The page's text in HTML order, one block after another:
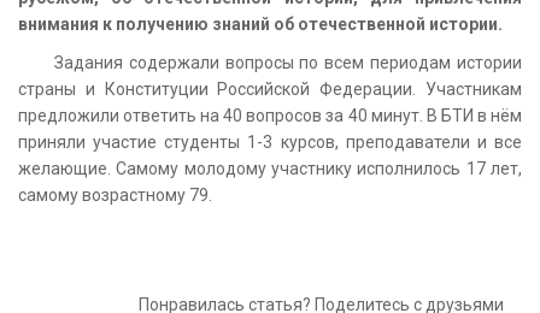
внимания к получению знаний об отечественной истории.
Задания содержали вопросы по всем периодам истории
страны и Конституции Российской Федерации. Участникам
предложили ответить на 40 вопросов за 40 минут. В БТИ в нём
приняли участие студенты 1-3 курсов, преподаватели и все
желающие. Самому молодому участнику исполнилось 17 лет,
самому возрастному 79.
Понравилась статья? Поделитесь с друзьями